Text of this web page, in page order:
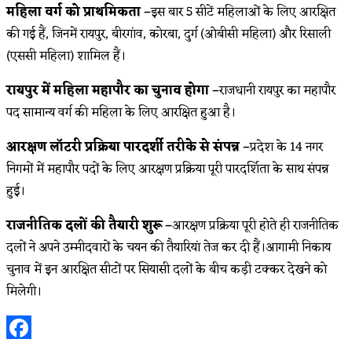
महिला वर्ग को प्राथमिकता –इस बार 5 सीटें महिलाओं के लिए आरक्षित
की गई हैं, जिनमें रायपुर, बीरगांव, कोरबा, दुर्ग (ओबीसी महिला) और रिसाली
(एससी महिला) शामिल हैं।
रायपुर में महिला महापौर का चुनाव होगा –राजधानी रायपुर का महापौर
पद सामान्य वर्ग की महिला के लिए आरक्षित हुआ है।
आरक्षण लॉटरी प्रक्रिया पारदर्शी तरीके से संपन्न –प्रदेश के 14 नगर
निगमों में महापौर पदों के लिए आरक्षण प्रक्रिया पूरी पारदर्शिता के साथ संपन्न
हुई।
राजनीतिक दलों की तैयारी शुरू –आरक्षण प्रक्रिया पूरी होते ही राजनीतिक
दलों ने अपने उम्मीदवारों के चयन की तैयारियां तेज कर दी हैं।आगामी निकाय
चुनाव में इन आरक्षित सीटों पर सियासी दलों के बीच कड़ी टक्कर देखने को
मिलेगी।